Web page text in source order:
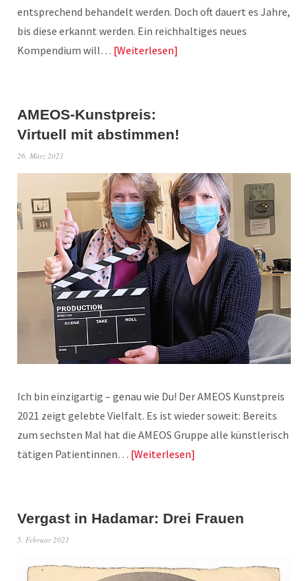
entsprechend behandelt werden. Doch oft dauert es Jahre,
bis diese erkannt werden. Ein reichhaltiges neues
Kompendium will… Weiterlesen
AMEOS-Kunstpreis:
Virtuell mit abstimmen!
26. März 2021
Ich bin einzigartig – genau wie Du! Der AMEOS Kunstpreis
2021 zeigt gelebte Vielfalt. Es ist wieder soweit: Bereits
zum sechsten Mal hat die AMEOS Gruppe alle künstlerisch
tätigen Patientinnen… Weiterlesen
Vergast in Hadamar: Drei Frauen
5. Februar 2021